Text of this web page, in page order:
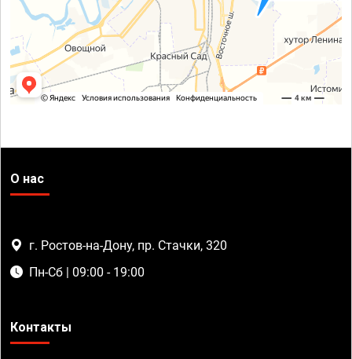
О нас
г. Ростов-на-Дону, пр. Стачки, 320
Пн-Сб | 09:00 - 19:00
Контакты